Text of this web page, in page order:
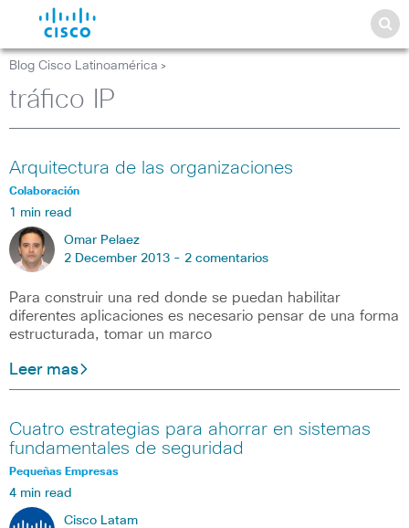
Blog Cisco Latinoamérica >
tráfico IP
Arquitectura de las organizaciones
Colaboración
1 min read
Omar Pelaez
2 December 2013 - 2 comentarios
Para construir una red donde se puedan habilitar
diferentes aplicaciones es necesario pensar de una forma
estructurada, tomar un marco
Leer mas
Cuatro estrategias para ahorrar en sistemas
fundamentales de seguridad
Pequeñas Empresas
4 min read
Cisco Latam